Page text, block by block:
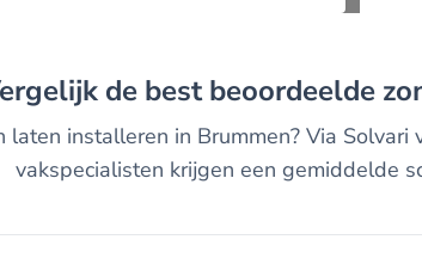
Vergelijk de best beoordeelde
installeren in Brummen? Via
vakspecialisten krijgen een gemiddelde